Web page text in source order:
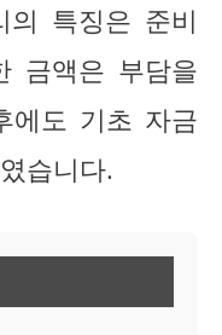
의 특징은 준비
금액은 부담을
에도 기초 자금
습니다.